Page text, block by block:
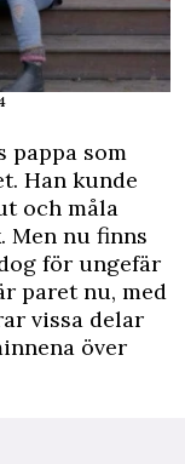
pappa som
Han kunde
och måla
Men nu finns
för ungefär
paret nu, med
vissa delar
över